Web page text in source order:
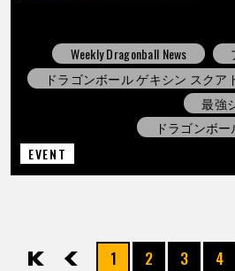
Weekly Dragonball News
ドラゴンボール ゲキシン スクア
最強
ドラゴンボ
EVENT
先頭 前へ1 2 3 4